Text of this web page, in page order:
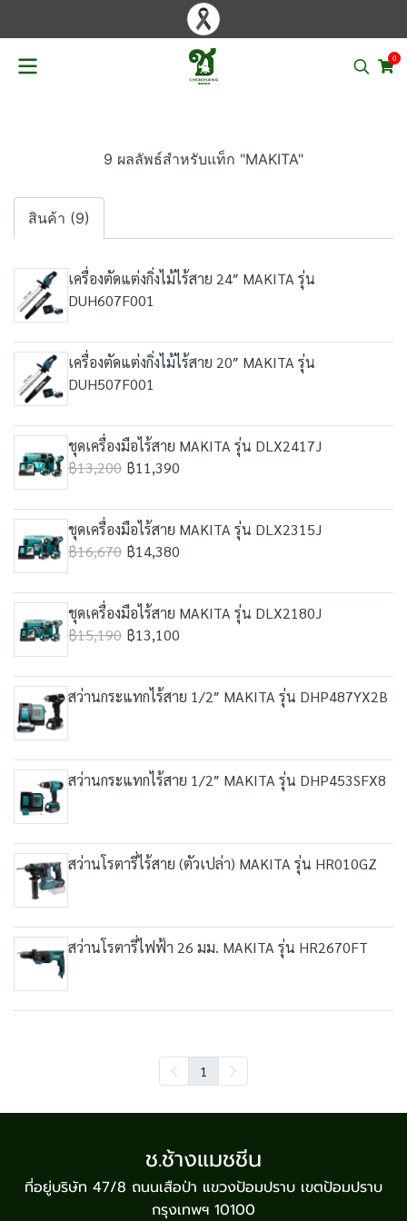
0
9 ผลลัพธ์สำหรับแท็ก "MAKITA"
สินค้า (9)
เครื่องตัดแต่งกิ่งไม้ไร้สาย 24″ MAKITA รุ่น
DUH607F001
เครื่องตัดแต่งกิ่งไม้ไร้สาย 20″ MAKITA รุ่น
DUH507F001
ชุดเครื่องมือไร้สาย MAKITA รุ่น DLX2417J
฿13,200 ฿11,390
ชุดเครื่องมือไร้สาย MAKITA รุ่น DLX2315J
฿16,670 ฿14,380
ชุดเครื่องมือไร้สาย MAKITA รุ่น DLX2180J
฿15,190 ฿13,100
สว่านกระแทกไร้สาย 1/2″ MAKITA รุ่น DHP487YX2B
สว่านกระแทกไร้สาย 1/2″ MAKITA รุ่น DHP453SFX8
สว่านโรตารี่ไร้สาย (ตัวเปล่า) MAKITA รุ่น HR010GZ
สว่านโรตารี่ไฟฟ้า 26 มม. MAKITA รุ่น HR2670FT
1
ช.ช้างแมชชีน
ที่อยู่บริษัท 47/8 ถนนเสือป่า แขวงป้อมปราบ เขตป้อมปราบ
กรุงเทพฯ 10100